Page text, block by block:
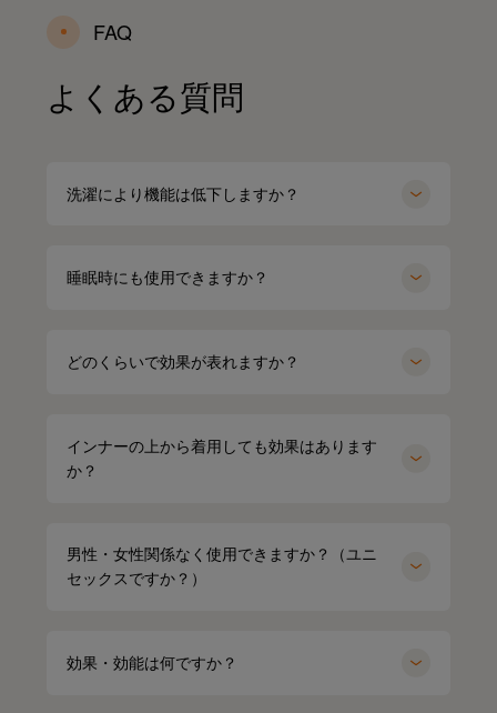
FAQ
よくある質問
洗濯により機能は低下しますか？
睡眠時にも使用できますか？
どのくらいで効果が表れますか？
インナーの上から着用しても効果はあります
か？
男性・女性関係なく使用できますか？（ユニ
セックスですか？）
効果・効能は何ですか？